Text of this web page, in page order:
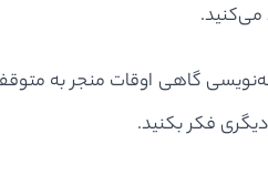
می‌کنید.
گاهی اوقات منجر به
فکر بکنید.